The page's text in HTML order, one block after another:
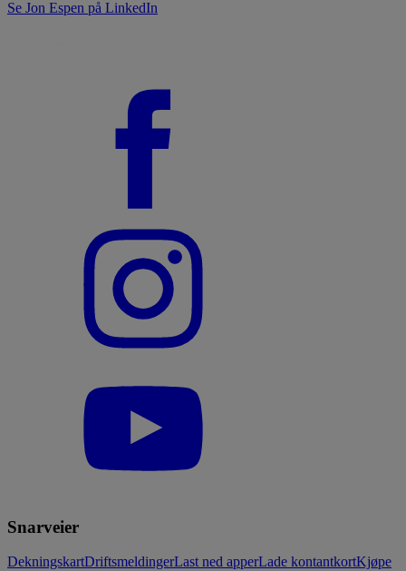
Se Jon Espen på LinkedIn
Snarveier
DekningskartDriftsmeldingerLast ned apperLade kontantkortKjøpe